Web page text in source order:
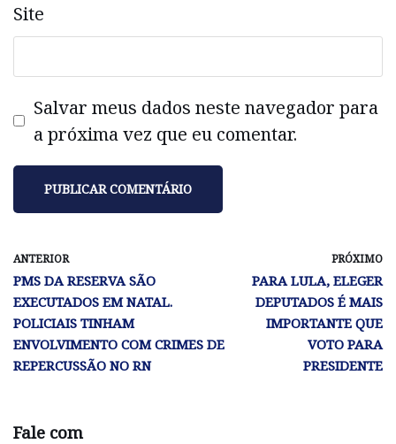
Site
Salvar meus dados neste navegador para
a próxima vez que eu comentar.
ANTERIOR
PMS DA RESERVA SÃO
EXECUTADOS EM NATAL.
POLICIAIS TINHAM
ENVOLVIMENTO COM CRIMES DE
REPERCUSSÃO NO RN
PRÓXIMO
PARA LULA, ELEGER
DEPUTADOS É MAIS
IMPORTANTE QUE
VOTO PARA
PRESIDENTE
Fale com